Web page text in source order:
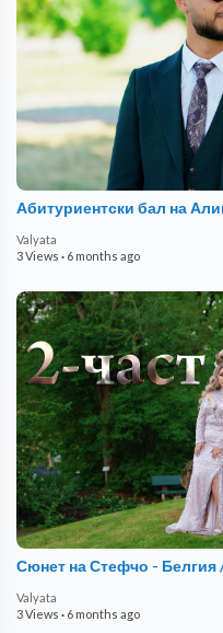
Абитуриентски бал на
Valyata
3 Views · 6 months ago
Сюнет на Стефчо - Белгия /
Valyata
3 Views · 6 months ago